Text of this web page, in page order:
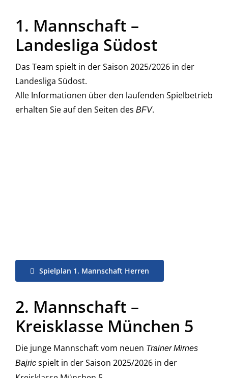
1. Mannschaft –
Landesliga Südost
Das Team spielt in der Saison 2025/2026 in der
Landesliga Südost.
Alle Informationen über den laufenden Spielbetrieb
erhalten Sie auf den Seiten des BFV.
Spielplan 1. Mannschaft Herren
2. Mannschaft –
Kreisklasse München 5
Die junge Mannschaft vom neuen Trainer Mirnes
Bajric spielt in der Saison 2025/2026 in der